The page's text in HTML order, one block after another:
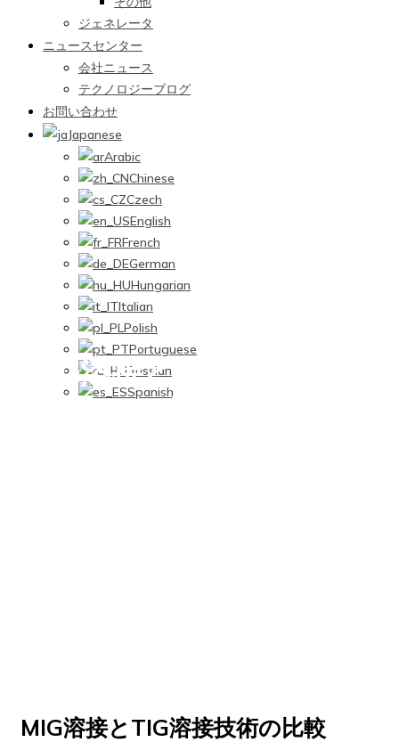
ジェネレータ
ニュースセンター
会社ニュース
テクノロジーブログ
お問い合わせ
Japanese
Arabic
Chinese
Czech
English
French
German
Hungarian
Italian
Polish
Portuguese
Russian
Spanish
MIG溶接とTIG溶接技術の
比較
MIG溶接とTIG溶接技術の比較